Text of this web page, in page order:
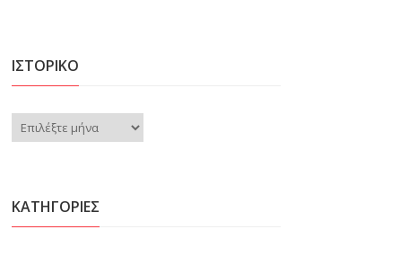
ΙΣΤΟΡΙΚΌ
Ιστορικό
KΑΤΗΓΟΡΊΕΣ